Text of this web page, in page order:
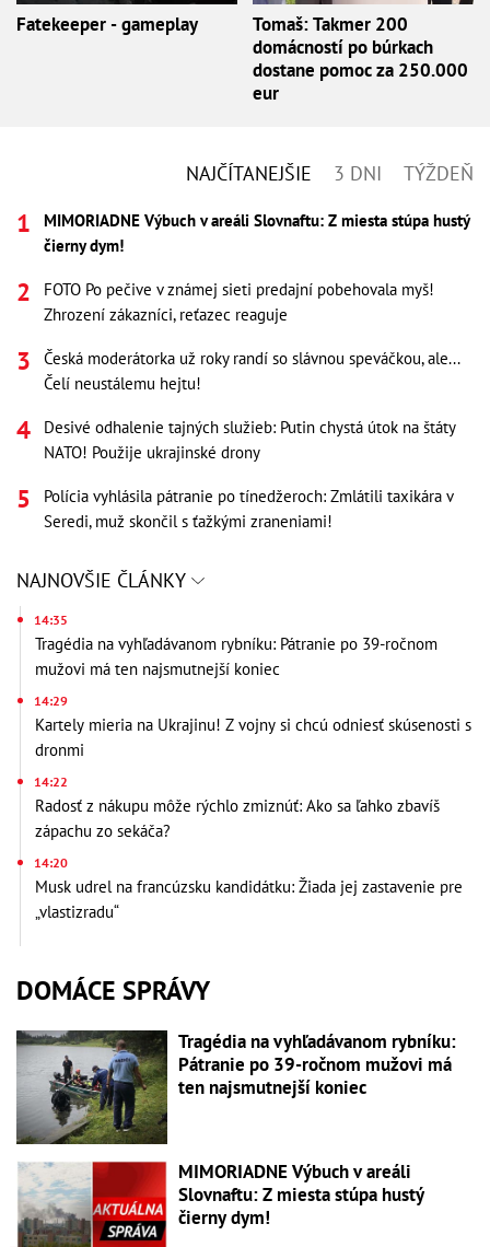
Fatekeeper - gameplay
Tomaš: Takmer 200
domácností po búrkach
dostane pomoc za 250.000
eur
NAJČÍTANEJŠIE 3 DNI TÝŽDEŇ
MIMORIADNE Výbuch v areáli Slovnaftu: Z miesta stúpa hustý
čierny dym!
FOTO Po pečive v známej sieti predajní pobehovala myš!
Zhrození zákazníci, reťazec reaguje
Česká moderátorka už roky randí so slávnou speváčkou, ale...
Čelí neustálemu hejtu!
Desivé odhalenie tajných služieb: Putin chystá útok na štáty
NATO! Použije ukrajinské drony
Polícia vyhlásila pátranie po tínedžeroch: Zmlátili taxikára v
Seredi, muž skončil s ťažkými zraneniami!
NAJNOVŠIE ČLÁNKY
14:35
Tragédia na vyhľadávanom rybníku: Pátranie po 39-ročnom
mužovi má ten najsmutnejší koniec
14:29
Kartely mieria na Ukrajinu! Z vojny si chcú odniesť skúsenosti s
dronmi
14:22
Radosť z nákupu môže rýchlo zmiznúť: Ako sa ľahko zbavíš
zápachu zo sekáča?
14:20
Musk udrel na francúzsku kandidátku: Žiada jej zastavenie pre
„vlastizradu“
DOMÁCE SPRÁVY
Tragédia na vyhľadávanom rybníku:
Pátranie po 39-ročnom mužovi má
ten najsmutnejší koniec
MIMORIADNE Výbuch v areáli
Slovnaftu: Z miesta stúpa hustý
čierny dym!